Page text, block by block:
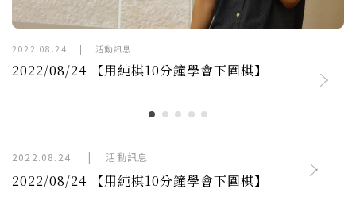
2022.08.24 | 活動訊息
2022/08/24 【用純棋10分鐘學會下圍棋】
2022.08.24 | 活動訊息
2022/08/24 【用純棋10分鐘學會下圍棋】